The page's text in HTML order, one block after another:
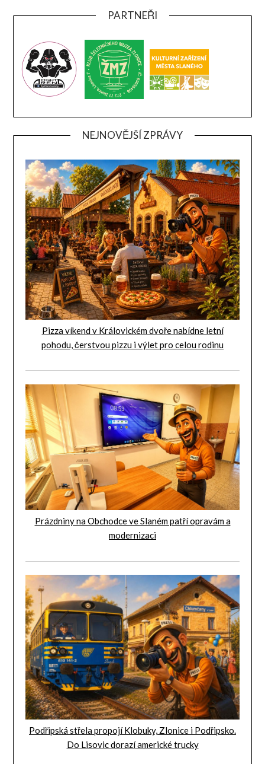
PARTNEŘI
NEJNOVĚJŠÍ ZPRÁVY
Pizza víkend v Královickém dvoře nabídne letní
pohodu, čerstvou pizzu i výlet pro celou rodinu
Prázdniny na Obchodce ve Slaném patří opravám a
modernizaci
Podřipská střela propojí Klobuky, Zlonice i Podřipsko.
Do Lisovic dorazí americké trucky